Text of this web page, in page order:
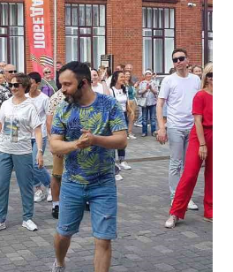
ответы
документы
для НКО
мнения
конференция
XX лет работы